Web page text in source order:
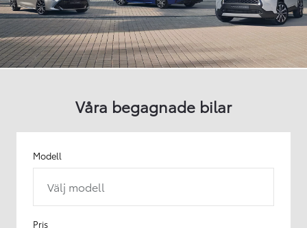
Våra begagnade bilar
Modell
Välj modell
Pris